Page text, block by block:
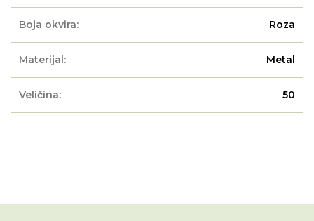
Boja okvira: Roza
Materijal: Metal
Veličina: 50